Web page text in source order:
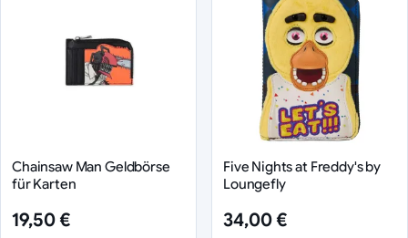
Chainsaw Man Geldbörse
für Karten
19,50 €
Five Nights at Freddy's by
Loungefly
34,00 €